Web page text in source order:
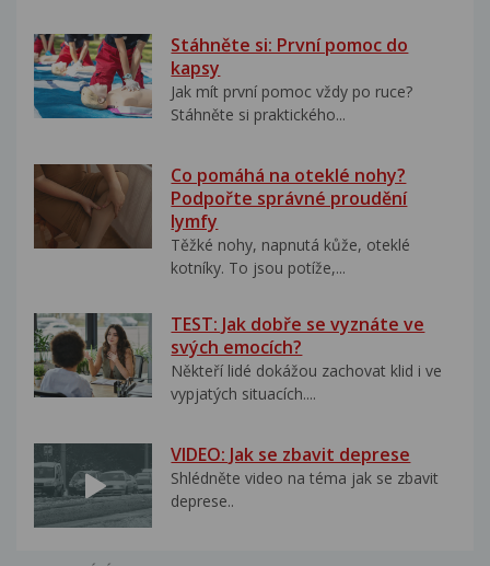
Stáhněte si: První pomoc do
kapsy
Jak mít první pomoc vždy po ruce?
Stáhněte si praktického...
Co pomáhá na oteklé nohy?
Podpořte správné proudění
lymfy
Těžké nohy, napnutá kůže, oteklé
kotníky. To jsou potíže,...
TEST: Jak dobře se vyznáte ve
svých emocích?
Někteří lidé dokážou zachovat klid i ve
vypjatých situacích....
VIDEO: Jak se zbavit deprese
Shlédněte video na téma jak se zbavit
deprese..